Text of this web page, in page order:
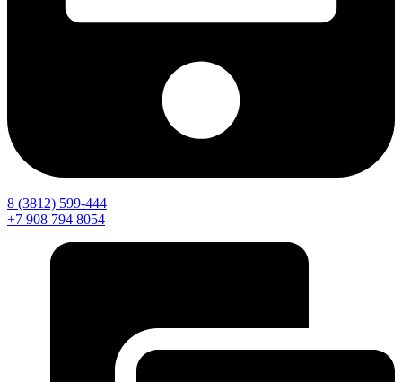
8 (3812) 599-444
+7 908 794 8054